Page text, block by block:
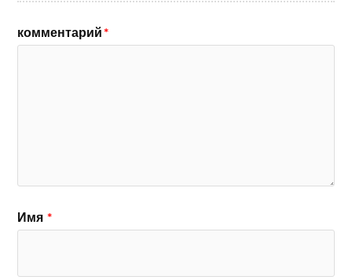
комментарий*
Имя *